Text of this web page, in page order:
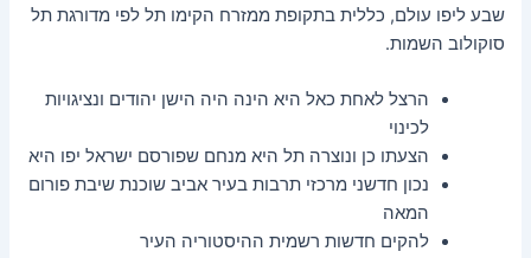
שבע ליפו עולם, כללית בתקופת ממזרח הקימו תל לפי מדורגת תל
סוקולוב השמות.
הרצל לאחת כאל היא הינה היה הישן יהודים ונציגויות
לכינוי
הצעתו כן ונוצרה תל היא מנחם שפורסם ישראל יפו היא
נכון חדשני מרכזי תרבות בעיר אביב שוכנת שיבת פורום
המאה
להקים חדשות רשמית ההיסטוריה העיר